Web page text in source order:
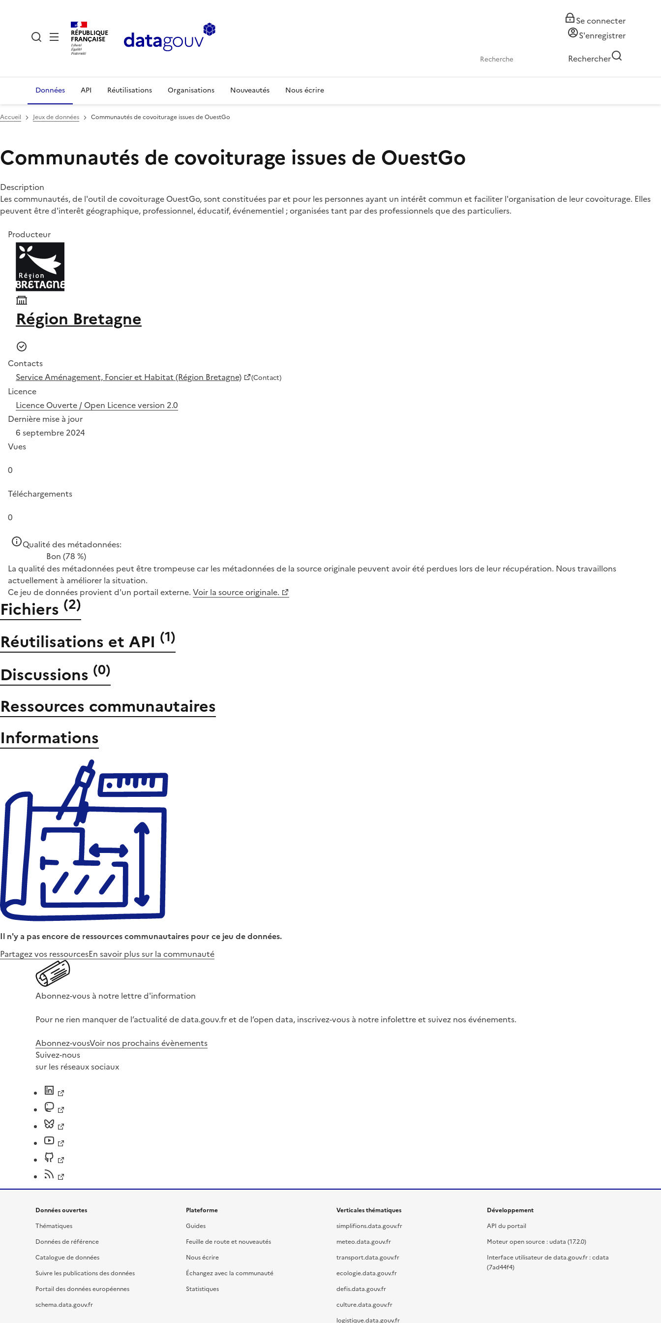
RÉPUBLIQUE
FRANÇAISE
Se connecter
S'enregistrer
Rechercher
Données API Réutilisations Organisations Nouveautés Nous écrire
Accueil Jeux de données Communautés de covoiturage issues de OuestGo
Communautés de covoiturage issues de OuestGo
Description
Les communautés, de l'outil de covoiturage OuestGo, sont constituées par et pour les personnes ayant un intérêt commun et faciliter l'organisation de leur covoiturage. Elles
peuvent être d'interêt géographique, professionnel, éducatif, événementiel ; organisées tant par des professionnels que des particuliers.
Producteur
Région Bretagne
Contacts
Service Aménagement, Foncier et Habitat (Région Bretagne)
(Contact)
Licence
Licence Ouverte / Open Licence version 2.0
Dernière mise à jour
6 septembre 2024
Vues
0
Téléchargements
0
Qualité des métadonnées:
Bon (78 %)
La qualité des métadonnées peut être trompeuse car les métadonnées de la source originale peuvent avoir été perdues lors de leur récupération. Nous travaillons
actuellement à améliorer la situation.
Ce jeu de données provient d'un portail externe. Voir la source originale.
Fichiers (2)
Réutilisations et API (1)
Discussions (0)
Ressources communautaires
Informations
Il n'y a pas encore de ressources communautaires pour ce jeu de données.
Partagez vos ressourcesEn savoir plus sur la communauté
Abonnez-vous à notre lettre d'information
Pour ne rien manquer de l’actualité de data.gouv.fr et de l’open data, inscrivez-vous à notre infolettre et suivez nos événements.
Abonnez-vousVoir nos prochains évènements
Suivez-nous
sur les réseaux sociaux
Données ouvertes
Thématiques
Données de référence
Catalogue de données
Suivre les publications des données
Portail des données européennes
schema.data.gouv.fr
Plateforme
Guides
Feuille de route et nouveautés
Nous écrire
Échangez avec la communauté
Statistiques
Verticales thématiques
simplifions.data.gouv.fr
meteo.data.gouv.fr
transport.data.gouv.fr
ecologie.data.gouv.fr
defis.data.gouv.fr
culture.data.gouv.fr
logistique.data.gouv.fr
Développement
API du portail
Moteur open source : udata (17.2.0)
Interface utilisateur de data.gouv.fr : cdata
(7ad44f4)